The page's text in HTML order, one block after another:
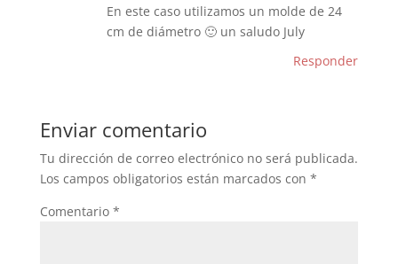
En este caso utilizamos un molde de 24
cm de diámetro 🙂 un saludo July
Responder
Enviar comentario
Tu dirección de correo electrónico no será publicada.
Los campos obligatorios están marcados con *
Comentario *